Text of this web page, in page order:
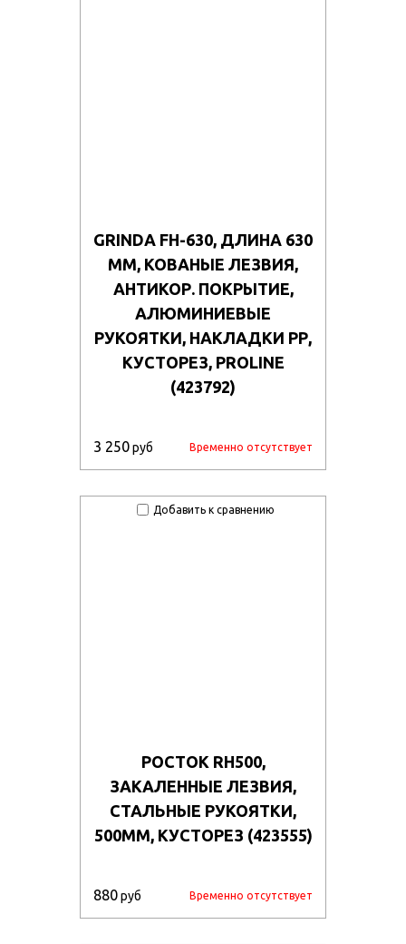
GRINDA FH-630, ДЛИНА 630
ММ, КОВАНЫЕ ЛЕЗВИЯ,
АНТИКОР. ПОКРЫТИЕ,
АЛЮМИНИЕВЫЕ
РУКОЯТКИ, НАКЛАДКИ РР,
КУСТОРЕЗ, PROLINE
(423792)
3 250руб Временно отсутствует
Добавить к сравнению
РОСТОК RH500,
ЗАКАЛЕННЫЕ ЛЕЗВИЯ,
СТАЛЬНЫЕ РУКОЯТКИ,
500ММ, КУСТОРЕЗ (423555)
880руб Временно отсутствует